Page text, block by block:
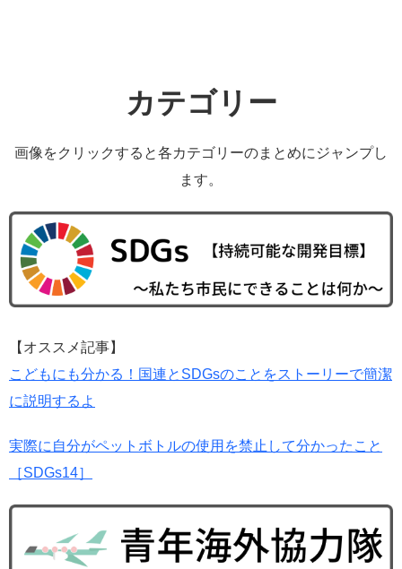
カテゴリー
画像をクリックすると各カテゴリーのまとめにジャンプし
ます。
【オススメ記事】
こどもにも分かる！国連とSDGsのことをストーリーで簡潔
に説明するよ
実際に自分がペットボトルの使用を禁止して分かったこと
［SDGs14］